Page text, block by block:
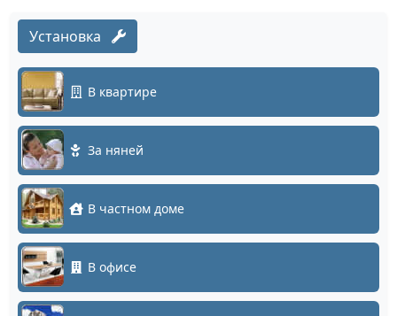
Установка
В квартире
За няней
В частном доме
В офисе